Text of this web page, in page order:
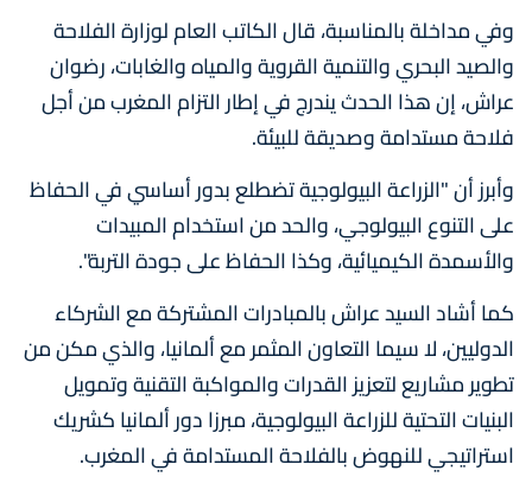
وفي مداخلة بالمناسبة، قال الكاتب العام لوزارة الفلاحة
والصيد البحري والتنمية القروية والمياه والغابات، رضوان
عراش، إن هذا الحدث يندرج في إطار التزام المغرب من أجل
فلاحة مستدامة وصديقة للبيئة.
وأبرز أن "الزراعة البيولوجية تضطلع بدور أساسي في الحفاظ
على التنوع البيولوجي، والحد من استخدام المبيدات
والأسمدة الكيميائية، وكذا الحفاظ على جودة التربة".
كما أشاد السيد عراش بالمبادرات المشتركة مع الشركاء
الدوليين، لا سيما التعاون المثمر مع ألمانيا، والذي مكن من
تطوير مشاريع لتعزيز القدرات والمواكبة التقنية وتمويل
البنيات التحتية للزراعة البيولوجية، مبرزا دور ألمانيا كشريك
استراتيجي للنهوض بالفلاحة المستدامة في المغرب.